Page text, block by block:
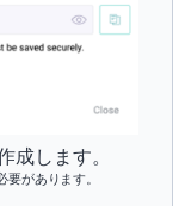
成します。
があります。